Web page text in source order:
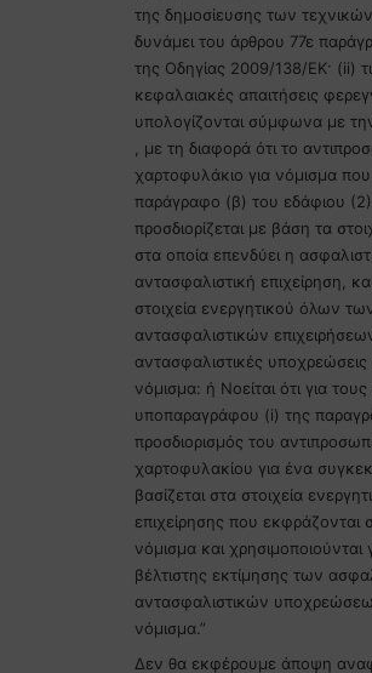
της δημοσίευσης των
δυνάμει του άρθρου 77ε
της Οδηγίας 2009/138/ΕΚ· (ii)
κεφαλαιακές απαιτήσεις
υπολογίζονται σύμφωνα με
, με τη διαφορά ότι το
χαρτοφυλάκιο για νόμισμα
παράγραφο (β) του εδάφιου
προσδιορίζεται με βάση τα
στα οποία επενδύει η
αντασφαλιστική επιχείρηση,
στοιχεία ενεργητικού όλων
αντασφαλιστικών
αντασφαλιστικές
νόμισμα: ή Νοείται ότι για
υποπαραγράφου (i) της
προσδιορισμός του
χαρτοφυλακίου για ένα
βασίζεται στα στοιχεία
επιχείρησης που εκφράζονται
νόμισμα και
βέλτιστης εκτίμησης των
αντασφαλιστικών
νόμισμα.”
Δεν θα εκφέρουμε άποψη